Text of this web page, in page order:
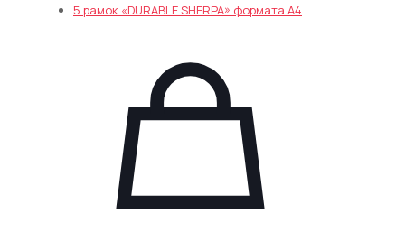
–
имеет
Опции
можно
выбрать
на
странице